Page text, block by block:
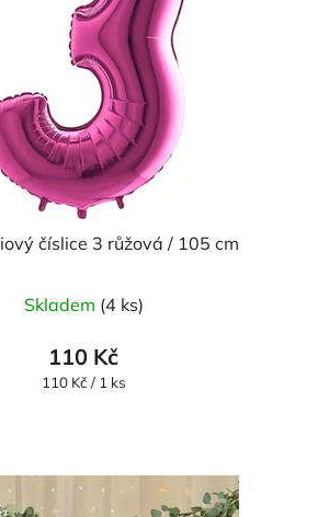
číslice 3 růžová / 105 cm
hodnocení
produktu
je
hvězdiček.
Skladem (4 ks)
110 Kč
Měrná
110 Kč / 1 ks